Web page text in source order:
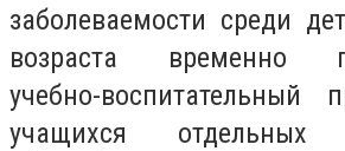
заболеваемости среди
возраста временно
учебно-воспитательный
учащихся